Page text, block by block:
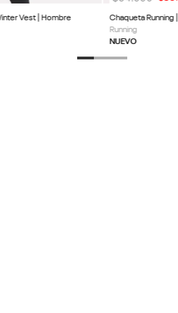
Vest | Hombre
Chaqueta Running
Running
NUEVO